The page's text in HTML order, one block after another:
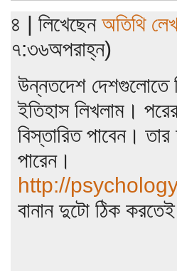
৪ | লিখেছেন অতিথি
৭:৩৬অপরাহ্ন)
উন্নতদেশ দেশগুলোতে
ইতিহাস লিখলাম।
বিস্তারিত পাবেন।
পারেন।
http://
বানান দুটো ঠিক